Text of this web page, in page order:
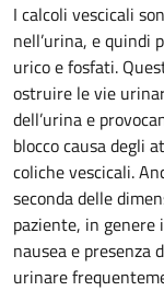
I calcoli vescicali
nell’urina, e quindi
urico e fosfati.
ostruire le vie
dell’urina e
blocco causa degli
coliche vescicali.
seconda delle
paziente, in genere
nausea e presenza
urinare